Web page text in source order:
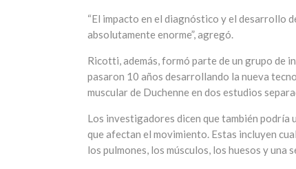
“El impacto en el diagnóstico y el desarrollo
absolutamente enorme”, agregó.
Ricotti, además, formó parte de un grupo de
pasaron 10 años desarrollando la nueva
muscular de Duchenne en dos estudios
Los investigadores dicen que también podría
que afectan el movimiento. Estas incluyen
los pulmones, los músculos, los huesos y